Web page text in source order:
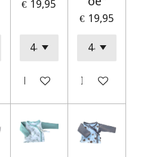
€ 19,95
Bekijk details
€ 19,95
In